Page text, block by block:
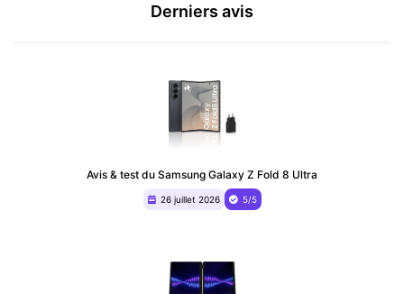
Derniers avis
Avis & test du Samsung Galaxy Z Fold 8 Ultra
26 juillet 2026 5/5